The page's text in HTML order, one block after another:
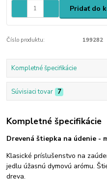
Pridať do
Číslo produktu: 199282
Kompletné špecifikácie
Súvisiaci tovar 7
Kompletné špecifikácie
Drevená štiepka na údenie -
Klasické príslušenstvo na
jedlu úžasnú dymovú arómu.
dreva.